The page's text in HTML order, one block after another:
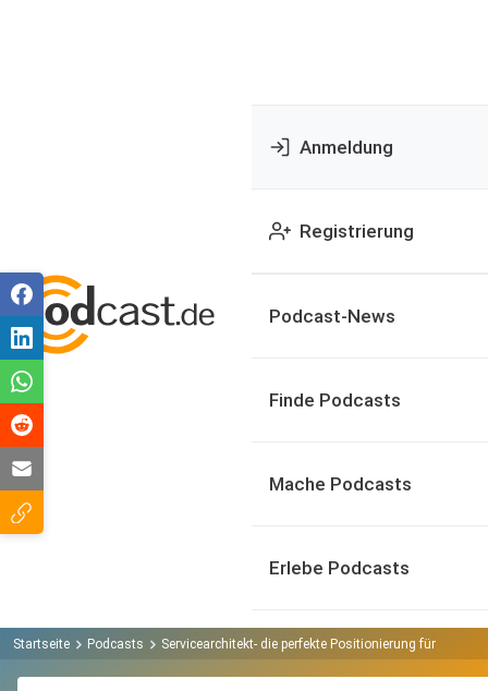
Anmeldung
Registrierung
Podcast-News
Finde Podcasts
Mache Podcasts
Erlebe Podcasts
Startseite Podcasts Servicearchitekt- die perfekte Positionierung für